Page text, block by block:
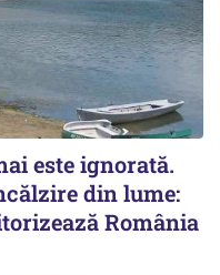
este ignorată.
din lume:
România